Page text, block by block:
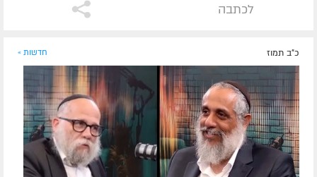
לכתבה
כ"ב תמוז חדשות »